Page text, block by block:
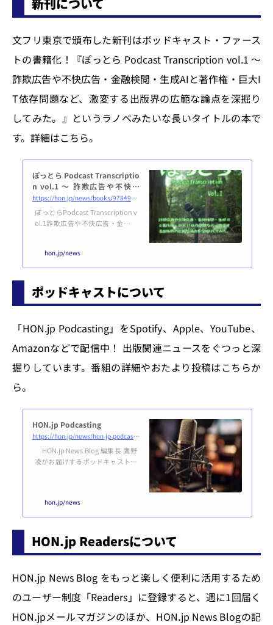
文フリ東京で頒布した新刊はボッドキャスト・ファース
トの書籍化！『ぽっとら Podcast Transcription vol.1 ～
詐欺広告や不快広告・金融検閲・生成AIと著作権・巨大I
T依存問題など、激変する出版界の広範な論点を深掘り
してみた。』というラノベみたいな長いタイトルの本で
す。詳細はこちら。
ぽっとら Podcast Transcriptio
n vol.1 ～ 詐欺広告や不快広
告・金融検閲・生成AIと著作
権・巨大IT依存問題など、激変
する出版界の広範な論点を深掘
りしてみた。
https://hon.jp/news/books/9784910832203-9784910832197
ぽっとらPodcast Transcription v
ol.1詐欺広告や不快広告・金融検
な論点を深掘りしてみた。本書
「ぽっとら」は、HON.jp News Bl
るポッドキャスト番組「HON.jp P
odcasting」の文字起こし（Podc
入いつもの場所で購入 Features特
徴概要 HON.jp Podcastingで
は、...
hon.jp/news
ポッドキャストについて
「HON.jp Podcasting」をSpotify、Apple、YouTube、
Amazonなどで配信中！ 出版関連ニュースをぐつっと深
掘りしています。番組の詳細やおたより投稿はこちらか
ら。
HON.jp Podcasting
https://hon.jp/news/hon-jp-podcasting
HON.jp News Blog 編集長 鷹野
凌がお届けするポッドキャストで
回2～3個取り上げ深掘りしていき
ます。「#18 リスタート」から大
odcast on Spotify Apple Podcast
s Amazon Music YouTube Podcas
フォーム）読み込んでいます…
（※iframeが読み込...
hon.jp/news
HON.jp Readersについて
HONꓸjp News Blog をもっと楽しく便利に活用するため
のユーザー制度「Readers」に登録すると、週に1回届く
HONꓸjpメールマガジンのほか、HONꓸjp News Blogの記